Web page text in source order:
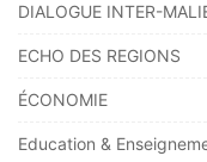
DIALOGUE INTER-
ECHO DES REGIONS
ÉCONOMIE
Education &